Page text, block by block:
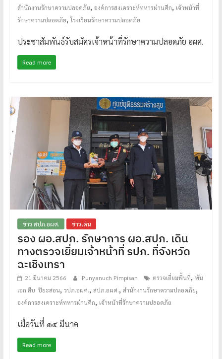
สำนักงานรักษาความปลอดภัย, องค์การสงเคราะห์ทหารผ่านศึก, เจ้าหน้าที่
รักษาความปลอดภัย, โรงเรียนรักษาความปลอดภัย
ประชาสัมพันธ์รับสมัครเจ้าหน้าที่รักษาความปลอดภัย อผศ.
Read more
ข่าว สปภ.อผศ. ข่าวเด่น
รอง ผอ.สปภ. รักษาการ ผอ.สปภ. เดิน
ทางตรวจเยี่ยมเจ้าหน้าที่ รปภ. ที่จังหวัด
ฉะเชิงเทรา
21 มีนาคม 2566 Punyanuch Pimpisan ตรวจเยี่ยมพื้นที่, พัน
เอก สืบ ปิยะสอน, รปภ.อผศ., สปภ.อผศ., สำนักงานรักษาความปลอดภัย,
องค์การสงเคราะห์ทหารผ่านศึก, เจ้าหน้าที่รักษาความปลอดภัย
เมื่อวันที่ ๑๔ มีนาค
Read more